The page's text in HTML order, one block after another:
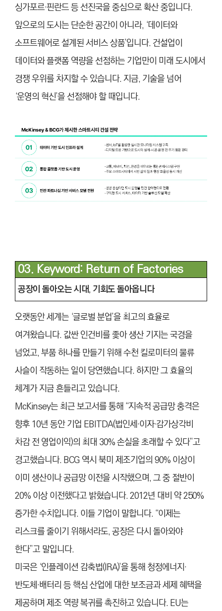
싱가포르·핀란드 등 선진국을 중심으로 확산 중입니다.
앞으로의 도시는 단순한 공간이 아니라, ‘데이터와
소프트웨어로 설계된 서비스 상품’입니다. 건설업이
데이터와 플랫폼 역량을 선점하는 기업만이 미래 도시에서
경쟁 우위를 차지할 수 있습니다. 지금, 기술을 넘어
‘운영의 혁신’을 선점해야 할 때입니다.
03. Keyword: Return of Factories
공장이 돌아오는 시대, 기회도 돌아옵니다
오랫동안 세계는 ‘글로벌 분업’을 최고의 효율로
여겨왔습니다. 값싼 인건비를 좇아 생산 기지는 국경을
넘었고, 부품 하나를 만들기 위해 수천 킬로미터의 물류
사슬이 작동하는 일이 당연했습니다. 하지만 그 효율의
체계가 지금 흔들리고 있습니다.
McKinsey는 최근 보고서를 통해 “지속적 공급망 충격은
향후 10년 동안 기업 EBITDA(법인세·이자·감가상각비
차감 전 영업이익)의 최대 30% 손실을 초래할 수 있다”고
경고했습니다. BCG 역시 북미 제조기업의 90% 이상이
이미 생산이나 공급망 이전을 시작했으며, 그 중 절반이
20% 이상 이전했다고 밝혔습니다. 2012년 대비 약 250%
증가한 수치입니다. 이들 기업이 말합니다. “이제는
리스크를 줄이기 위해서라도, 공장은 다시 돌아와야
한다”고 말입니다.
미국은 ‘인플레이션 감축법(IRA)’을 통해 청정에너지·
반도체·배터리 등 핵심 산업에 대한 보조금과 세제 혜택을
제공하며 제조 역량 복귀를 촉진하고 있습니다. EU는